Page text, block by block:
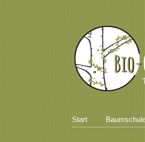
Zum
Start